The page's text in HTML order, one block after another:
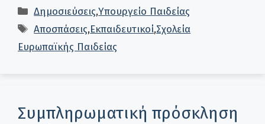
Κατηγορίες
Δημοσιεύσεις,Υπουργείο Παιδείας
Ετικέτες
Αποσπάσεις,Εκπαιδευτικοί,Σχολεία
Ευρωπαϊκής Παιδείας
Συμπληρωματική πρόσκληση